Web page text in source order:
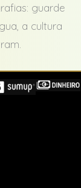
guarde
a cultura